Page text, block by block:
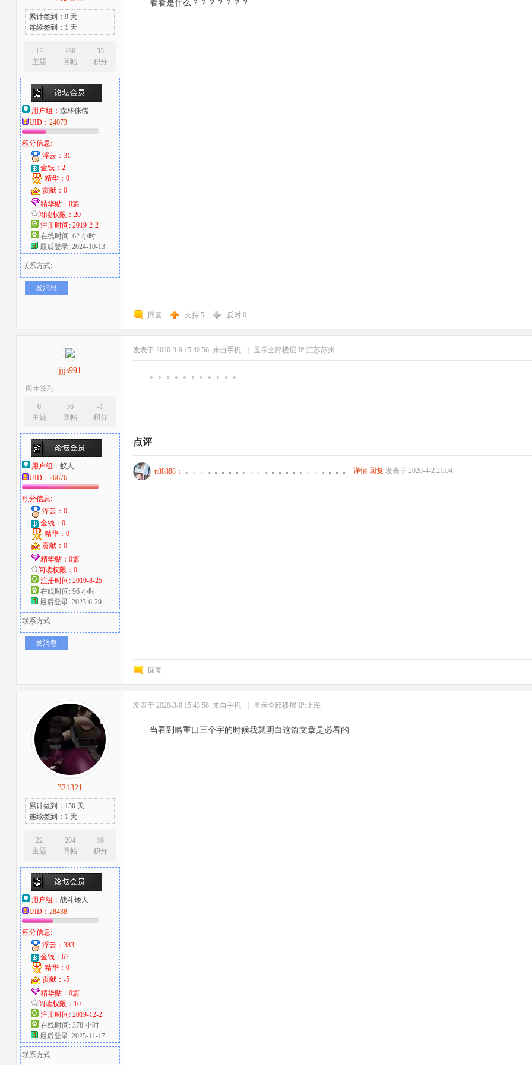
累计签到：9 天
连续签到：1 天
12
主题
166
回帖
33
积分
用户组： 森林侏儒
UID： 24073
积分信息:
浮云：31
金钱：2
精华：0
贡献：0
精华贴：0篇
阅读权限：20
注册时间: 2019-2-2
在线时间: 62 小时
最后登录: 2024-10-13
联系方式:
发消息
看看是什么？？？？？？？
回复 支持 5 反对 0
jjjs991
尚未签到
0
主题
36
回帖
-1
积分
用户组： 蚁人
UID： 26676
积分信息:
浮云：0
金钱：0
精华：0
贡献：0
精华贴：0篇
阅读权限：0
注册时间: 2019-8-25
在线时间: 96 小时
最后登录: 2023-6-29
联系方式:
发消息
发表于 2020-3-9 15:40:56 来自手机 显示全部楼层 IP:江苏苏州
。。。。。。。。。。。
点评
tt88888： 。。。。。。。。。。。。。。。。。。。。。。。 详情 回复 发表于 2020-4-2 21:04
回复
321321
累计签到：150 天
连续签到：1 天
22
主题
204
回帖
10
积分
用户组： 战斗矮人
UID： 28438
积分信息:
浮云：383
金钱：67
精华：0
贡献：-5
精华贴：0篇
阅读权限：10
注册时间: 2019-12-2
在线时间: 378 小时
最后登录: 2025-11-17
联系方式:
发表于 2020-3-9 15:43:58 来自手机 显示全部楼层 IP:上海
当看到略重口三个字的时候我就明白这篇文章是必看的